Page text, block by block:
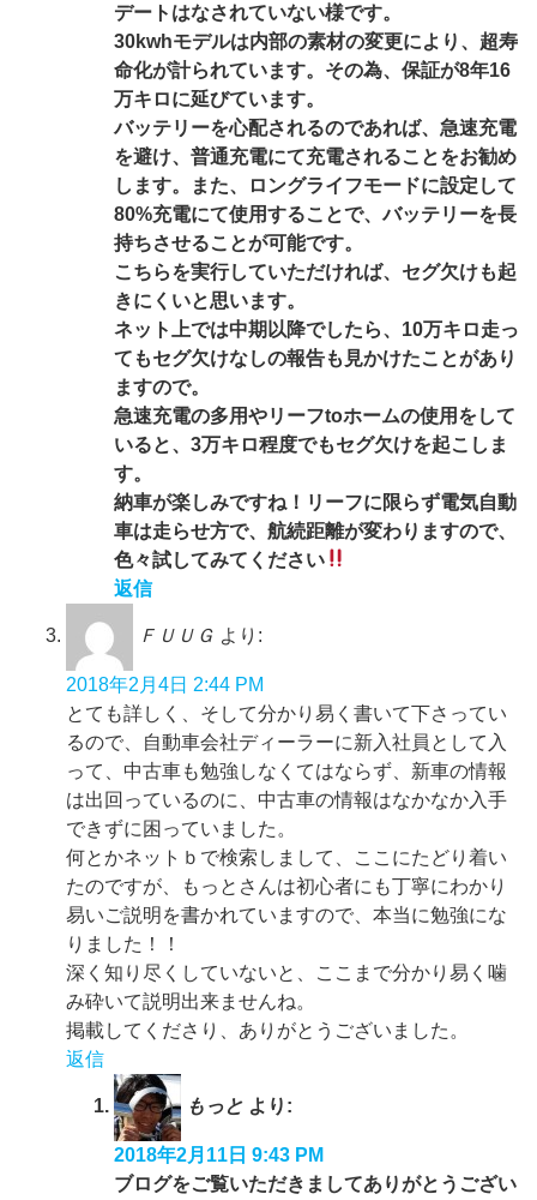
デートはなされていない様です。
30kwhモデルは内部の素材の変更により、超寿
命化が計られています。その為、保証が8年16
万キロに延びています。
バッテリーを心配されるのであれば、急速充電
を避け、普通充電にて充電されることをお勧め
します。また、ロングライフモードに設定して
80%充電にて使用することで、バッテリーを長
持ちさせることが可能です。
こちらを実行していただければ、セグ欠けも起
きにくいと思います。
ネット上では中期以降でしたら、10万キロ走っ
てもセグ欠けなしの報告も見かけたことがあり
ますので。
急速充電の多用やリーフtoホームの使用をして
いると、3万キロ程度でもセグ欠けを起こしま
す。
納車が楽しみですね！リーフに限らず電気自動
車は走らせ方で、航続距離が変わりますので、
色々試してみてください
返信
ＦＵＵＧ より:
2018年2月4日 2:44 PM
とても詳しく、そして分かり易く書いて下さってい
るので、自動車会社ディーラーに新入社員として入
って、中古車も勉強しなくてはならず、新車の情報
は出回っているのに、中古車の情報はなかなか入手
できずに困っていました。
何とかネットｂで検索しまして、ここにたどり着い
たのですが、もっとさんは初心者にも丁寧にわかり
易いご説明を書かれていますので、本当に勉強にな
りました！！
深く知り尽くしていないと、ここまで分かり易く噛
み砕いて説明出来ませんね。
掲載してくださり、ありがとうございました。
返信
もっと より:
2018年2月11日 9:43 PM
ブログをご覧いただきましてありがとうござい